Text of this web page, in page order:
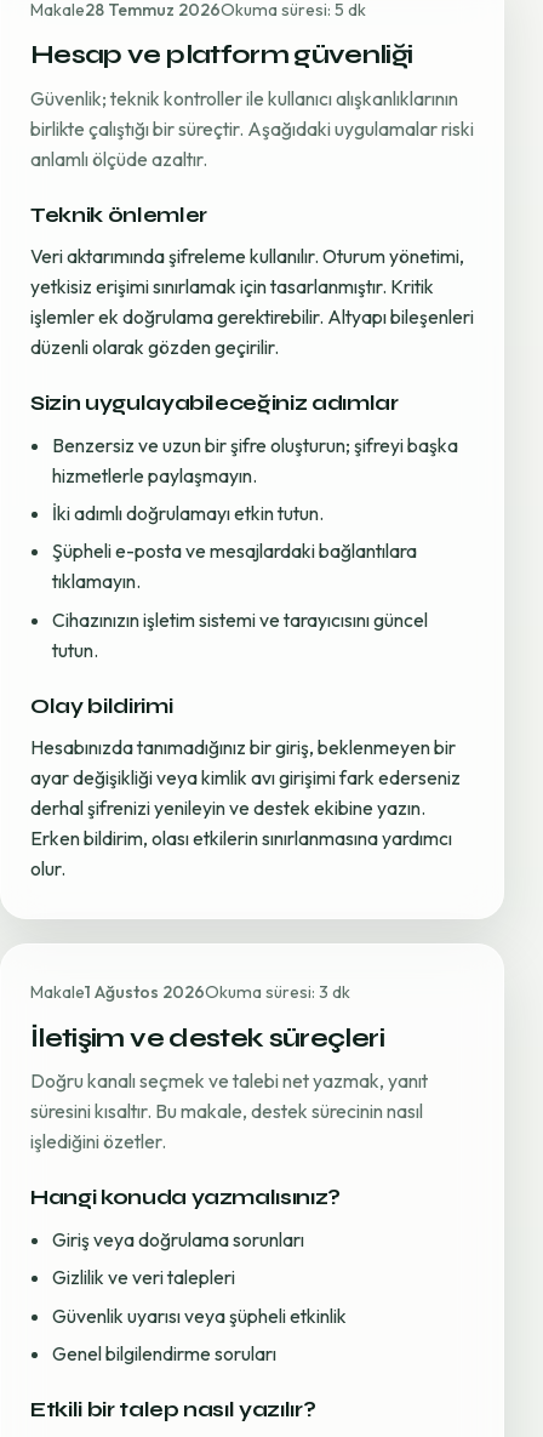
Makale28 Temmuz 2026Okuma süresi: 5 dk
Hesap ve platform güvenliği
Güvenlik; teknik kontroller ile kullanıcı alışkanlıklarının
birlikte çalıştığı bir süreçtir. Aşağıdaki uygulamalar riski
anlamlı ölçüde azaltır.
Teknik önlemler
Veri aktarımında şifreleme kullanılır. Oturum yönetimi,
yetkisiz erişimi sınırlamak için tasarlanmıştır. Kritik
işlemler ek doğrulama gerektirebilir. Altyapı bileşenleri
düzenli olarak gözden geçirilir.
Sizin uygulayabileceğiniz adımlar
Benzersiz ve uzun bir şifre oluşturun; şifreyi başka
hizmetlerle paylaşmayın.
İki adımlı doğrulamayı etkin tutun.
Şüpheli e-posta ve mesajlardaki bağlantılara
tıklamayın.
Cihazınızın işletim sistemi ve tarayıcısını güncel
tutun.
Olay bildirimi
Hesabınızda tanımadığınız bir giriş, beklenmeyen bir
ayar değişikliği veya kimlik avı girişimi fark ederseniz
derhal şifrenizi yenileyin ve destek ekibine yazın.
Erken bildirim, olası etkilerin sınırlanmasına yardımcı
olur.
Makale1 Ağustos 2026Okuma süresi: 3 dk
İletişim ve destek süreçleri
Doğru kanalı seçmek ve talebi net yazmak, yanıt
süresini kısaltır. Bu makale, destek sürecinin nasıl
işlediğini özetler.
Hangi konuda yazmalısınız?
Giriş veya doğrulama sorunları
Gizlilik ve veri talepleri
Güvenlik uyarısı veya şüpheli etkinlik
Genel bilgilendirme soruları
Etkili bir talep nasıl yazılır?